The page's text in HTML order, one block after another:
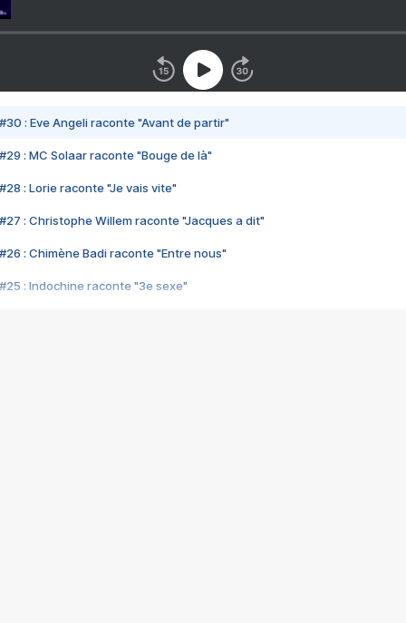
#30 : Eve Angeli raconte "Avant de partir"
#29 : MC Solaar raconte "Bouge de là"
#28 : Lorie raconte "Je vais vite"
#27 : Christophe Willem raconte "Jacques a dit"
#26 : Chimène Badi raconte "Entre nous"
#25 : Indochine raconte "3e sexe"